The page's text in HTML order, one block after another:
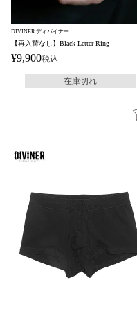
DIVINER ディバイナー
【再入荷なし】Black Letter Ring
¥9,900税込
在庫切れ